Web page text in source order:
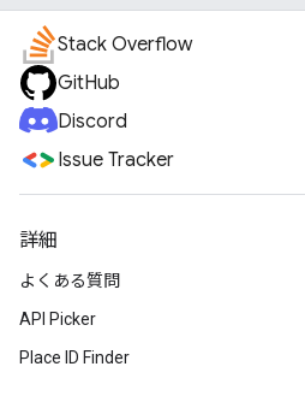
Stack Overflow
GitHub
Discord
Issue Tracker
詳細
よくある質問
API Picker
Place ID Finder